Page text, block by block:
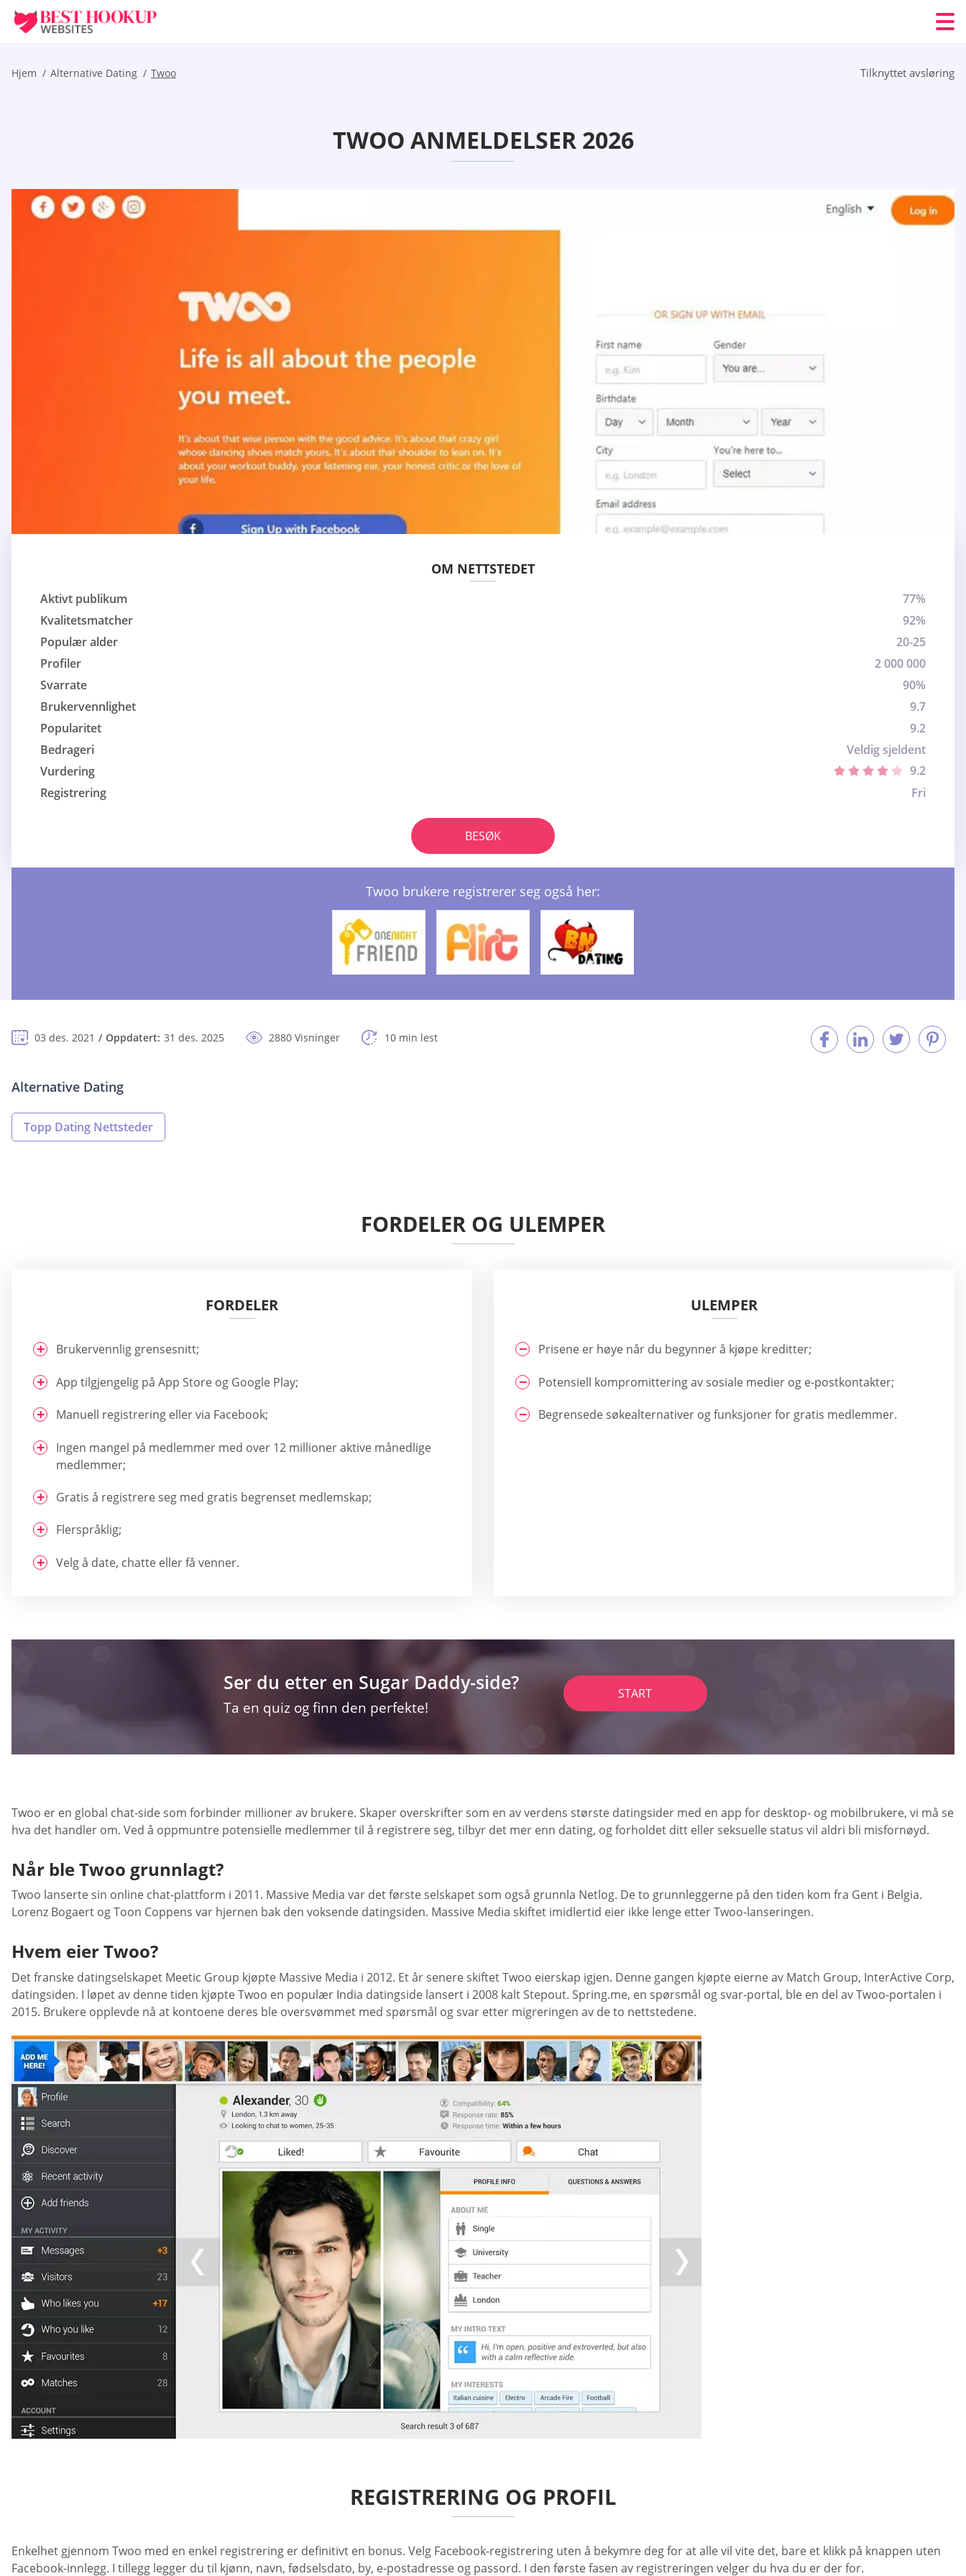
Hjem Alternative Dating Twoo Tilknyttet avsløring
TWOO ANMELDELSER 2026
OM NETTSTEDET
Aktivt publikum
77%
Kvalitetsmatcher
92%
Populær alder
20-25
Profiler
2 000 000
Svarrate
90%
Brukervennlighet
9.7
Popularitet
9.2
Bedrageri
Veldig sjeldent
Vurdering
9.2
Registrering
Fri
BESØK
Twoo brukere registrerer seg også her:
03 des. 2021 Oppdatert: 31 des. 2025 2880 Visninger 10 min lest
Alternative Dating
Topp Dating Nettsteder
FORDELER OG ULEMPER
FORDELER
Brukervennlig grensesnitt;
App tilgjengelig på App Store og Google Play;
Manuell registrering eller via Facebook;
Ingen mangel på medlemmer med over 12 millioner aktive månedlige
medlemmer;
Gratis å registrere seg med gratis begrenset medlemskap;
Flerspråklig;
Velg å date, chatte eller få venner.
ULEMPER
Prisene er høye når du begynner å kjøpe kreditter;
Potensiell kompromittering av sosiale medier og e-postkontakter;
Begrensede søkealternativer og funksjoner for gratis medlemmer.
Ser du etter en Sugar Daddy-side?
Ta en quiz og finn den perfekte!
START
Twoo er en global chat-side som forbinder millioner av brukere. Skaper overskrifter som en av verdens største datingsider med en app for desktop- og mobilbrukere, vi må se
hva det handler om. Ved å oppmuntre potensielle medlemmer til å registrere seg, tilbyr det mer enn dating, og forholdet ditt eller seksuelle status vil aldri bli misfornøyd.
Når ble Twoo grunnlagt?
Twoo lanserte sin online chat-plattform i 2011. Massive Media var det første selskapet som også grunnla Netlog. De to grunnleggerne på den tiden kom fra Gent i Belgia.
Lorenz Bogaert og Toon Coppens var hjernen bak den voksende datingsiden. Massive Media skiftet imidlertid eier ikke lenge etter Twoo-lanseringen.
Hvem eier Twoo?
Det franske datingselskapet Meetic Group kjøpte Massive Media i 2012. Et år senere skiftet Twoo eierskap igjen. Denne gangen kjøpte eierne av Match Group, InterActive Corp,
datingsiden. I løpet av denne tiden kjøpte Twoo en populær India datingside lansert i 2008 kalt Stepout. Spring.me, en spørsmål og svar-portal, ble en del av Twoo-portalen i
2015. Brukere opplevde nå at kontoene deres ble oversvømmet med spørsmål og svar etter migreringen av de to nettstedene.
REGISTRERING OG PROFIL
Enkelhet gjennom Twoo med en enkel registrering er definitivt en bonus. Velg Facebook-registrering uten å bekymre deg for at alle vil vite det, bare et klikk på knappen uten
Facebook-innlegg. I tillegg legger du til kjønn, navn, fødselsdato, by, e-postadresse og passord. I den første fasen av registreringen velger du hva du er der for.